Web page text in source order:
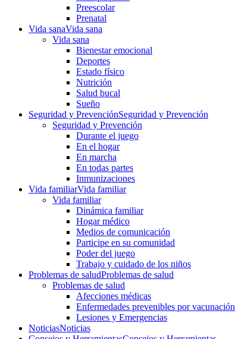
Preescolar
Prenatal
Vida sanaVida sana
Vida sana
Bienestar emocional
Deportes
Estado físico
Nutrición
Salud bucal
Sueño
Seguridad y PrevenciónSeguridad y Prevención
Seguridad y Prevención
Durante el juego
En el hogar
En marcha
En todas partes
Inmunizaciones
Vida familiarVida familiar
Vida familiar
Dinámica familiar
Hogar médico
Medios de comunicación
Participe en su comunidad
Poder del juego
Trabajo y cuidado de los niños
Problemas de saludProblemas de salud
Problemas de salud
Afecciones médicas
Enfermedades prevenibles por vacunación
Lesiones y Emergencias
NoticiasNoticias